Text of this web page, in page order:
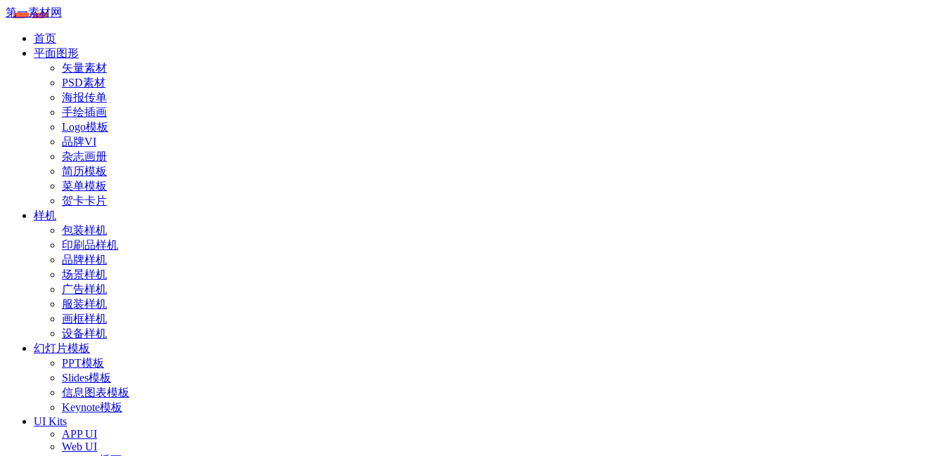
第一素材网
首页
平面图形
矢量素材
PSD素材
海报传单
手绘插画
Logo模板
品牌VI
杂志画册
简历模板
菜单模板
贺卡卡片
样机
包装样机
印刷品样机
品牌样机
场景样机
广告样机
服装样机
画框样机
设备样机
幻灯片模板
PPT模板
Slides模板
信息图表模板
Keynote模板
UI Kits
APP UI
Web UI